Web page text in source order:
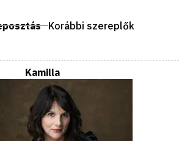
Korábbi szereplők
Kamilla